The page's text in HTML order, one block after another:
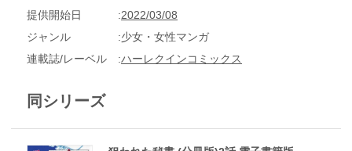
提供開始日
2022/03/08
ジャンル
少女・女性マンガ
連載誌/レーベル
ハーレクインコミックス
同シリーズ